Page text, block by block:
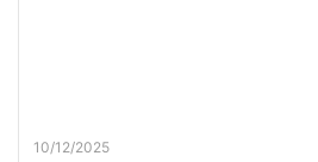
10/12/2025